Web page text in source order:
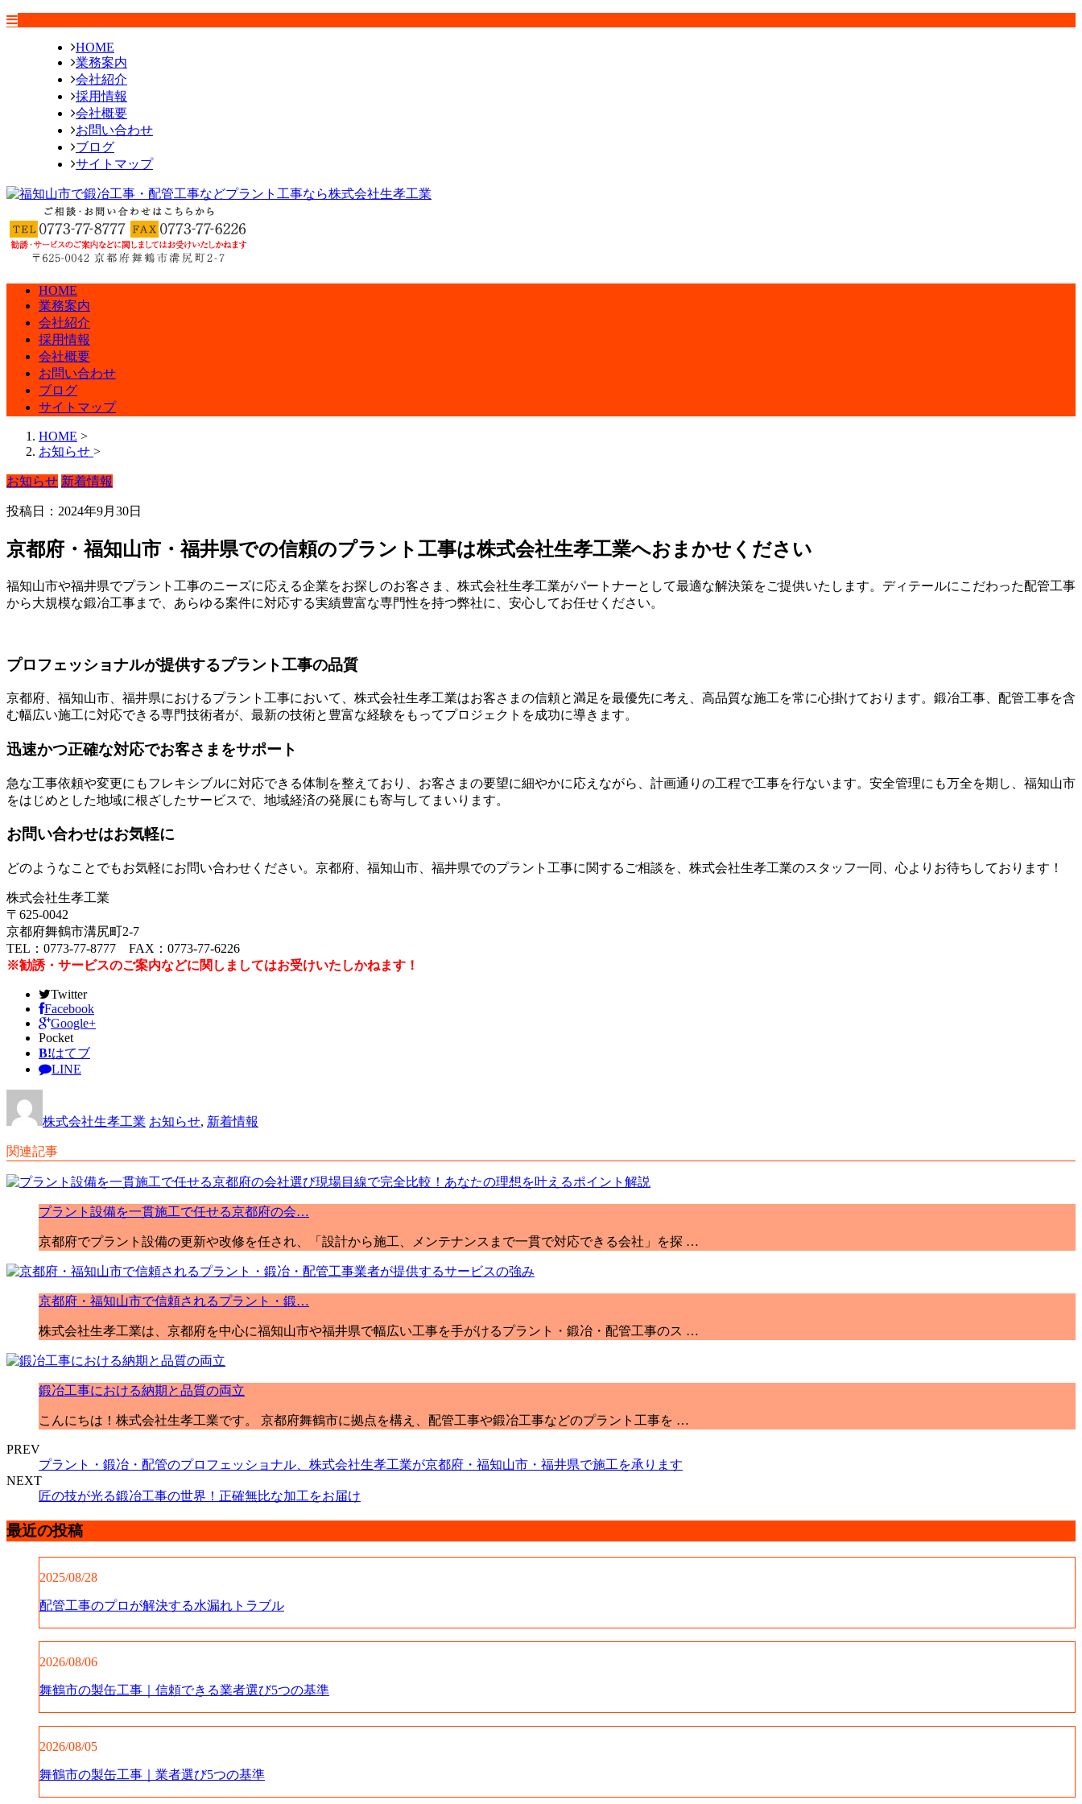
HOME
業務案内
会社紹介
採用情報
会社概要
お問い合わせ
ブログ
サイトマップ
HOME
業務案内
会社紹介
採用情報
会社概要
お問い合わせ
ブログ
サイトマップ
HOME >
お知らせ >
お知らせ 新着情報
投稿日：2024年9月30日
京都府・福知山市・福井県での信頼のプラント工事は株式会社生孝工業へおまかせください
福知山市や福井県でプラント工事のニーズに応える企業をお探しのお客さま、株式会社生孝工業がパートナーとして最適な解決策をご提供いたします。ディテールにこだわった配管工事
から大規模な鍛冶工事まで、あらゆる案件に対応する実績豊富な専門性を持つ弊社に、安心してお任せください。
プロフェッショナルが提供するプラント工事の品質
京都府、福知山市、福井県におけるプラント工事において、株式会社生孝工業はお客さまの信頼と満足を最優先に考え、高品質な施工を常に心掛けております。鍛冶工事、配管工事を含
む幅広い施工に対応できる専門技術者が、最新の技術と豊富な経験をもってプロジェクトを成功に導きます。
迅速かつ正確な対応でお客さまをサポート
急な工事依頼や変更にもフレキシブルに対応できる体制を整えており、お客さまの要望に細やかに応えながら、計画通りの工程で工事を行ないます。安全管理にも万全を期し、福知山市
をはじめとした地域に根ざしたサービスで、地域経済の発展にも寄与してまいります。
お問い合わせはお気軽に
どのようなことでもお気軽にお問い合わせください。京都府、福知山市、福井県でのプラント工事に関するご相談を、株式会社生孝工業のスタッフ一同、心よりお待ちしております！
株式会社生孝工業
〒625-0042
京都府舞鶴市溝尻町2-7
TEL：0773-77-8777 FAX：0773-77-6226
※勧誘・サービスのご案内などに関しましてはお受けいたしかねます！
Twitter
Facebook
Google+
Pocket
B!はてブ
LINE
株式会社生孝工業 お知らせ, 新着情報
関連記事
プラント設備を一貫施工で任せる京都府の会…
京都府でプラント設備の更新や改修を任され、「設計から施工、メンテナンスまで一貫で対応できる会社」を探 …
京都府・福知山市で信頼されるプラント・鍛…
株式会社生孝工業は、京都府を中心に福知山市や福井県で幅広い工事を手がけるプラント・鍛冶・配管工事のス …
鍛冶工事における納期と品質の両立
こんにちは！株式会社生孝工業です。 京都府舞鶴市に拠点を構え、配管工事や鍛冶工事などのプラント工事を …
PREV
プラント・鍛冶・配管のプロフェッショナル、株式会社生孝工業が京都府・福知山市・福井県で施工を承ります
NEXT
匠の技が光る鍛冶工事の世界！正確無比な加工をお届け
最近の投稿
2025/08/28
配管工事のプロが解決する水漏れトラブル
2026/08/06
舞鶴市の製缶工事｜信頼できる業者選び5つの基準
2026/08/05
舞鶴市の製缶工事｜業者選び5つの基準